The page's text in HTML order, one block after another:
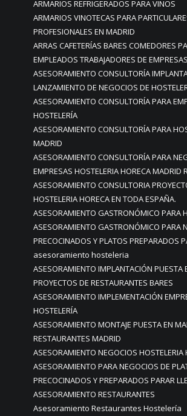
ARMARIOS REFRIGERADOS PARA VINOS
ARMARIOS VINOTECAS PARA
PROFESIONALES EN MADRID
ARRAS CAFETERÍAS BARES COMEDORES
EMPLEADOS TRABAJADORES DE EMPRESAS
ASESORAMIENTO CONSULTORÍA
LANZAMIENTO DE NEGOCIOS DE
ASESORAMIENTO CONSULTORÍA PARA
HOSTELERÍA
ASESORAMIENTO CONSULTORÍA PARA
MADRID
ASESORAMIENTO CONSULTORÍA PARA
EMPRESAS HOSTELERIA HORECA MADRID
ASESORAMIENTO CONSULTORIA
HOSTELERIA HORECA EN TODA ESPAÑA.
ASESORAMIENTO GASTRONÓMICO PARA
ASESORAMIENTO GASTRONÓMICO PARA
PRECOCINADOS Y PLATOS PREPARADOS
asesoramiento hosteleria
ASESORAMIENTO IMPLANTACIÓN PUESTA
PROYECTOS DE RESTAURANTES BARES
ASESORAMIENTO IMPLEMENTACIÓN
HOSTELERÍA
ASESORAMIENTO MONTAJE PUESTA EN
RESTAURANTES MADRID
ASESORAMIENTO NEGOCIOS HOSTELERIA
ASESORAMIENTO PARA NEGOCIOS DE
PRECOCINADOS Y PREPARADOS PARAR
ASESORAMIENTO RESTAURANTES
Asesoramiento Restaurantes Hostelería